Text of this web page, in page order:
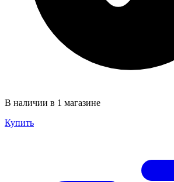
В наличии в 1 магазине
Купить